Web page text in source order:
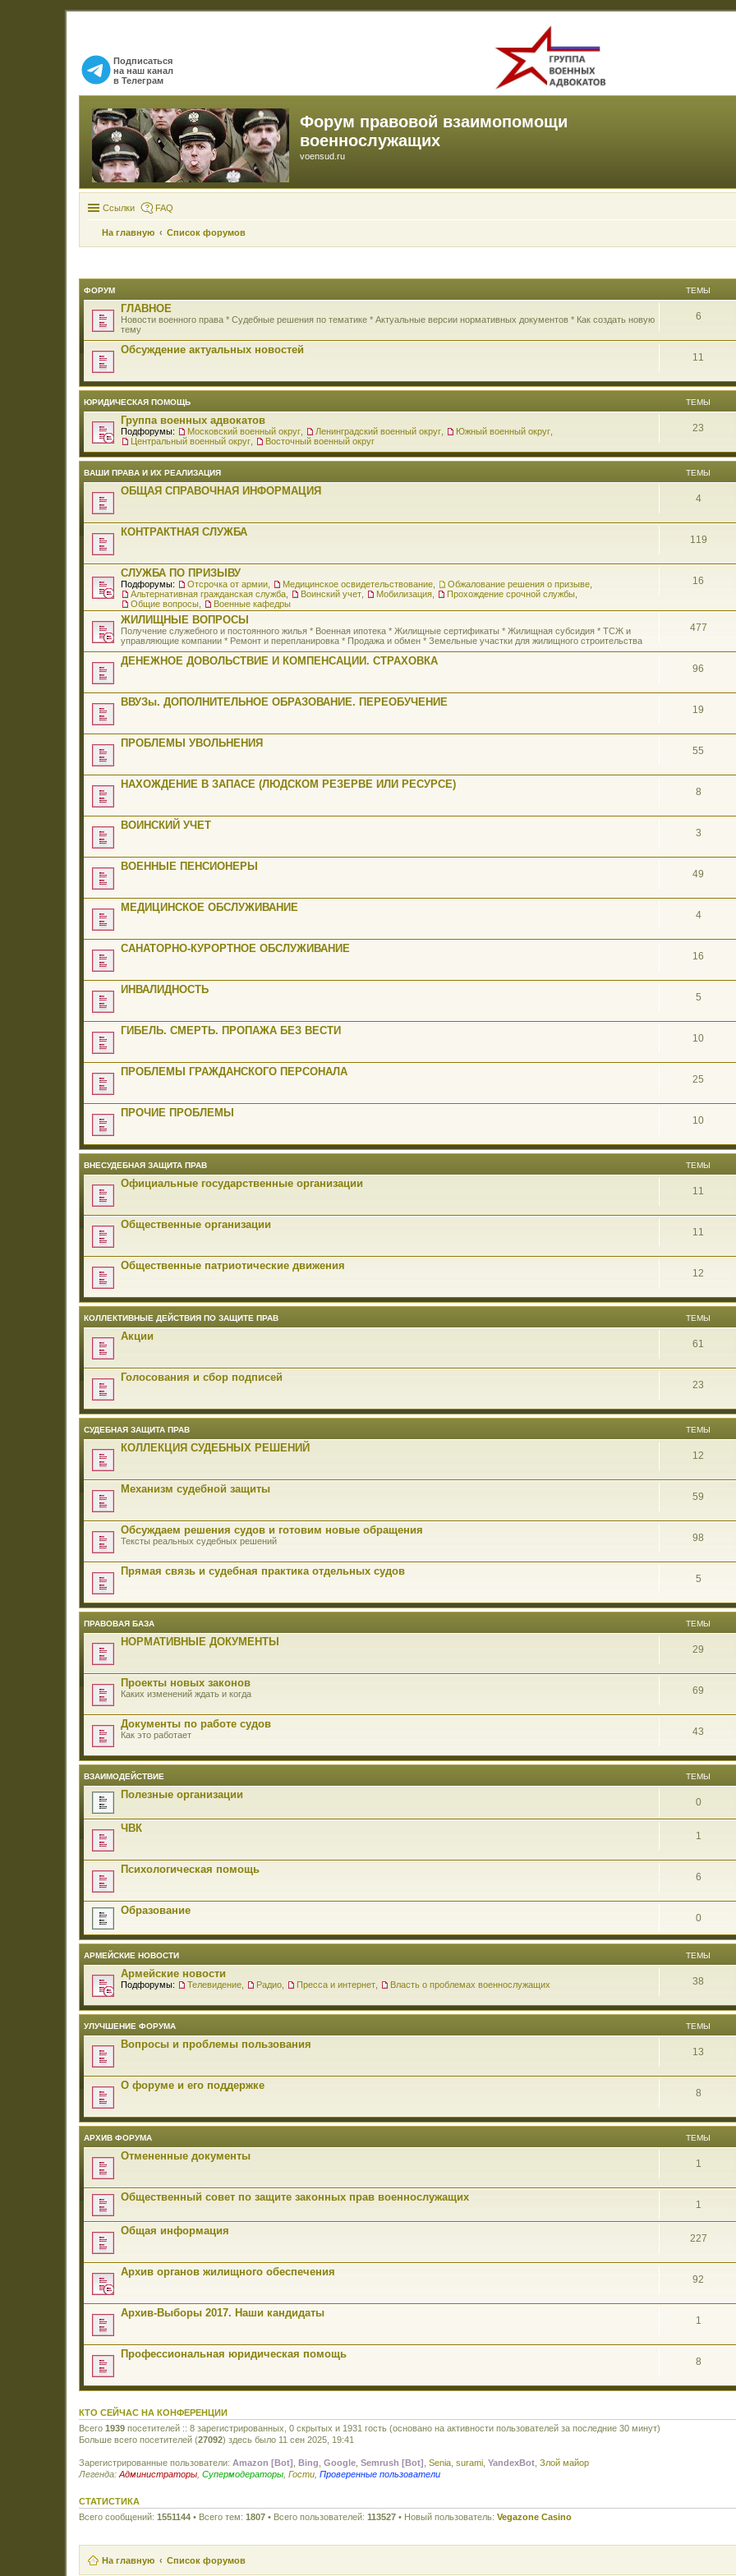
Подписаться
на наш канал
в Телеграм
Форум правовой взаимопомощи
военнослужащих
voensud.ru
Ссылки FAQ
На главную Список форумов
ФОРУМ ТЕМЫ
ГЛАВНОЕ
Новости военного права * Судебные решения по тематике * Актуальные версии нормативных документов * Как создать новую
тему
6
Обсуждение актуальных новостей
11
ЮРИДИЧЕСКАЯ ПОМОЩЬ ТЕМЫ
Группа военных адвокатов
Подфорумы: Московский военный округ Ленинградский военный округ Южный военный округ
Центральный военный округ
Восточный военный округ
23
ВАШИ ПРАВА И ИХ РЕАЛИЗАЦИЯ ТЕМЫ
ОБЩАЯ СПРАВОЧНАЯ ИНФОРМАЦИЯ
4
КОНТРАКТНАЯ СЛУЖБА
119
СЛУЖБА ПО ПРИЗЫВУ
Подфорумы: Отсрочка от армии Медицинское освидетельствование Обжалование решения о призыве
Альтернативная гражданская служба
Воинский учет Мобилизация Прохождение срочной службы
Общие вопросы
Военные кафедры
16
ЖИЛИЩНЫЕ ВОПРОСЫ
Получение служебного и постоянного жилья * Военная ипотека * Жилищные сертификаты * Жилищная субсидия * ТСЖ и
управляющие компании * Ремонт и перепланировка * Продажа и обмен * Земельные участки для жилищного строительства
477
ДЕНЕЖНОЕ ДОВОЛЬСТВИЕ И КОМПЕНСАЦИИ. СТРАХОВКА
96
ВВУЗы. ДОПОЛНИТЕЛЬНОЕ ОБРАЗОВАНИЕ. ПЕРЕОБУЧЕНИЕ
19
ПРОБЛЕМЫ УВОЛЬНЕНИЯ
55
НАХОЖДЕНИЕ В ЗАПАСЕ (ЛЮДСКОМ РЕЗЕРВЕ ИЛИ РЕСУРСЕ)
8
ВОИНСКИЙ УЧЕТ
3
ВОЕННЫЕ ПЕНСИОНЕРЫ
49
МЕДИЦИНСКОЕ ОБСЛУЖИВАНИЕ
4
САНАТОРНО-КУРОРТНОЕ ОБСЛУЖИВАНИЕ
16
ИНВАЛИДНОСТЬ
5
ГИБЕЛЬ. СМЕРТЬ. ПРОПАЖА БЕЗ ВЕСТИ
10
ПРОБЛЕМЫ ГРАЖДАНСКОГО ПЕРСОНАЛА
25
ПРОЧИЕ ПРОБЛЕМЫ
10
ВНЕСУДЕБНАЯ ЗАЩИТА ПРАВ ТЕМЫ
Официальные государственные организации
11
Общественные организации
11
Общественные патриотические движения
12
КОЛЛЕКТИВНЫЕ ДЕЙСТВИЯ ПО ЗАЩИТЕ ПРАВ ТЕМЫ
Акции
61
Голосования и сбор подписей
23
СУДЕБНАЯ ЗАЩИТА ПРАВ ТЕМЫ
КОЛЛЕКЦИЯ СУДЕБНЫХ РЕШЕНИЙ
12
Механизм судебной защиты
59
Обсуждаем решения судов и готовим новые обращения
Тексты реальных судебных решений 98
Прямая связь и судебная практика отдельных судов
5
ПРАВОВАЯ БАЗА ТЕМЫ
НОРМАТИВНЫЕ ДОКУМЕНТЫ
29
Проекты новых законов
Каких изменений ждать и когда 69
Документы по работе судов
Как это работает 43
ВЗАИМОДЕЙСТВИЕ ТЕМЫ
Полезные организации
0
ЧВК
1
Психологическая помощь
6
Образование
0
АРМЕЙСКИЕ НОВОСТИ ТЕМЫ
Армейские новости
Подфорумы: Телевидение Радио Пресса и интернет Власть о проблемах военнослужащих 38
УЛУЧШЕНИЕ ФОРУМА ТЕМЫ
Вопросы и проблемы пользования
13
О форуме и его поддержке
8
АРХИВ ФОРУМА ТЕМЫ
Отмененные документы
1
Общественный совет по защите законных прав военнослужащих
1
Общая информация
227
Архив органов жилищного обеспечения
92
Архив-Выборы 2017. Наши кандидаты
1
Профессиональная юридическая помощь
8
КТО СЕЙЧАС НА КОНФЕРЕНЦИИ
Всего 1939 посетителей :: 8 зарегистрированных, 0 скрытых и 1931 гость (основано на активности пользователей за последние 30 минут)
Больше всего посетителей (27092) здесь было 11 сен 2025, 19:41
Зарегистрированные пользователи: Amazon [Bot] Bing Google Semrush [Bot] Senia surami YandexBot Злой майор
Легенда: Администраторы Супермодераторы Гости Проверенные пользователи
СТАТИСТИКА
Всего сообщений: 1551144 • Всего тем: 1807 • Всего пользователей: 113527 • Новый пользователь: Vegazone Casino
На главную Список форумов